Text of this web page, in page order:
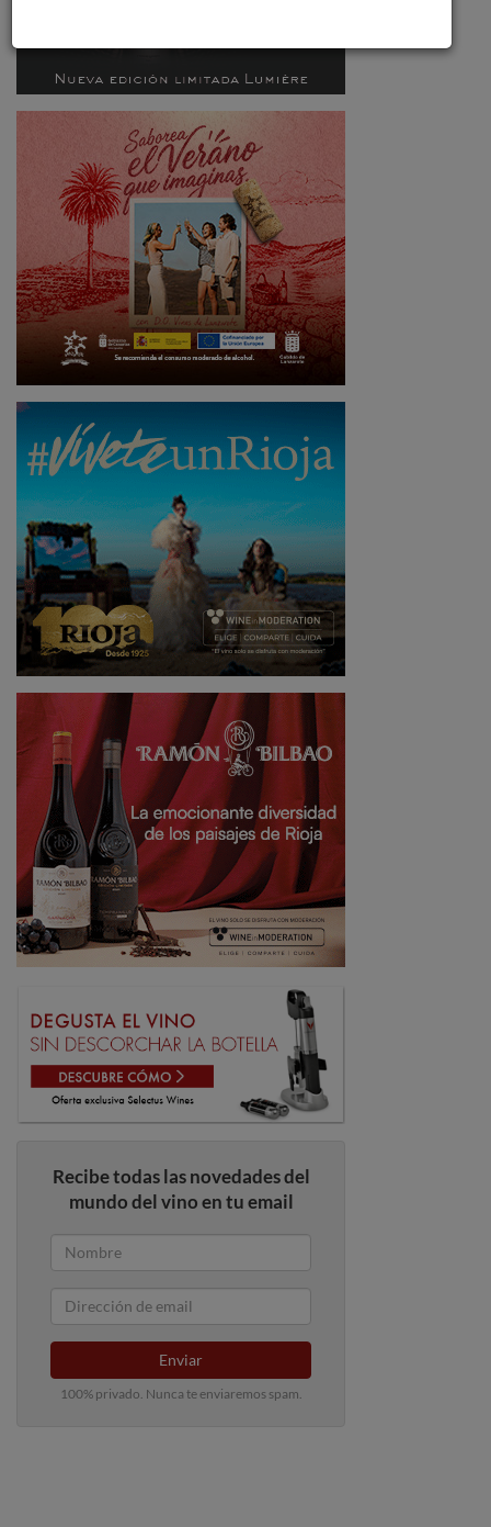
Recibe todas las novedades del
mundo del vino en tu email
Enviar
100% privado. Nunca te enviaremos spam.